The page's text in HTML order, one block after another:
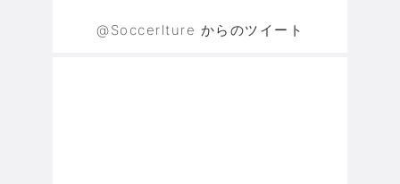
@Soccerlture からのツイート